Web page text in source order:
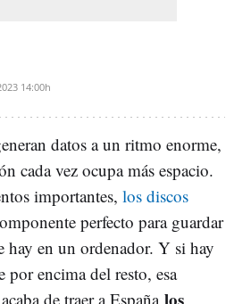
14:00h
datos a un ritmo enorme,
cada vez ocupa más espacio.
importantes, los discos
perfecto para guardar
en un ordenador. Y si hay
por encima del resto, esa
de traer a España los